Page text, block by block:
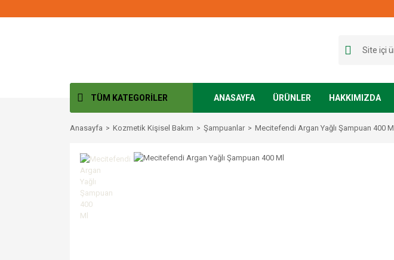
TÜM KATEGORİLER ANASAYFA ÜRÜNLER HAKKIMIZDA
Anasayfa Kozmetik Kişisel Bakım Şampuanlar Mecitefendi Argan Yağlı Şampuan 400 Ml